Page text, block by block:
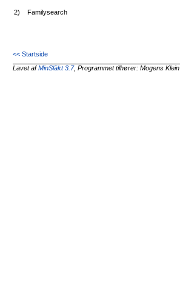
2) Familysearch
<< Startside
Lavet afMinSläkt 3.7, Programmet tilhører: Mogens Klein